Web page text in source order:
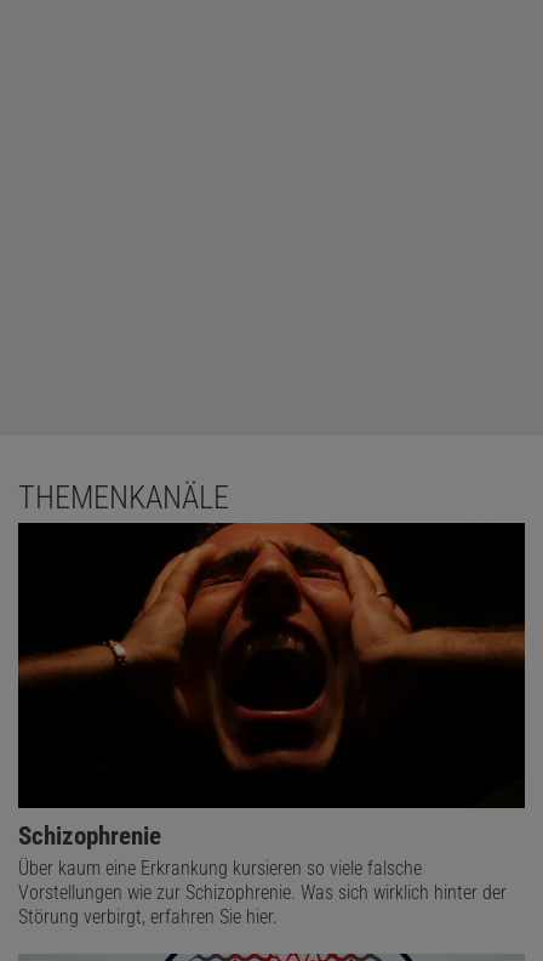
THEMENKANÄLE
Schizophrenie
Über kaum eine Erkrankung kursieren so viele falsche
Vorstellungen wie zur Schizophrenie. Was sich wirklich hinter der
Störung verbirgt, erfahren Sie hier.